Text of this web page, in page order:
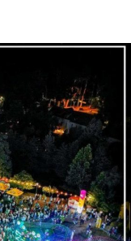
povratak
u odlučujuću